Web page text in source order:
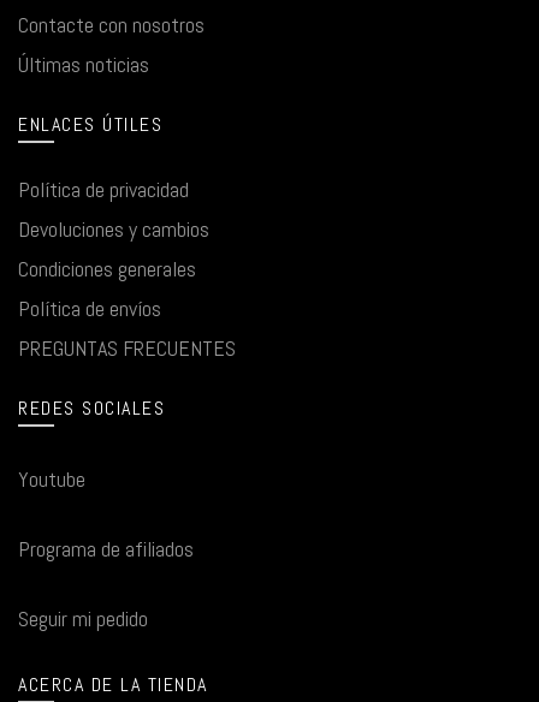
Contacte con nosotros
Últimas noticias
ENLACES ÚTILES
Política de privacidad
Devoluciones y cambios
Condiciones generales
Política de envíos
PREGUNTAS FRECUENTES
REDES SOCIALES
Youtube
Programa de afiliados
Seguir mi pedido
ACERCA DE LA TIENDA